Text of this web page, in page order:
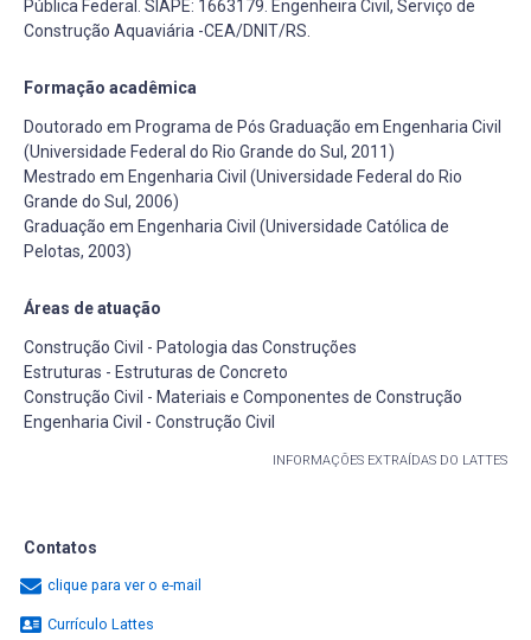
Pública Federal. SIAPE: 1663179. Engenheira Civil, Serviço de
Construção Aquaviária -CEA/DNIT/RS.
Formação acadêmica
Doutorado em Programa de Pós Graduação em Engenharia Civil
(Universidade Federal do Rio Grande do Sul, 2011)
Mestrado em Engenharia Civil (Universidade Federal do Rio
Grande do Sul, 2006)
Graduação em Engenharia Civil (Universidade Católica de
Pelotas, 2003)
Áreas de atuação
Construção Civil - Patologia das Construções
Estruturas - Estruturas de Concreto
Construção Civil - Materiais e Componentes de Construção
Engenharia Civil - Construção Civil
INFORMAÇÕES EXTRAÍDAS DO LATTES
Contatos
clique para ver o e-mail
Currículo Lattes